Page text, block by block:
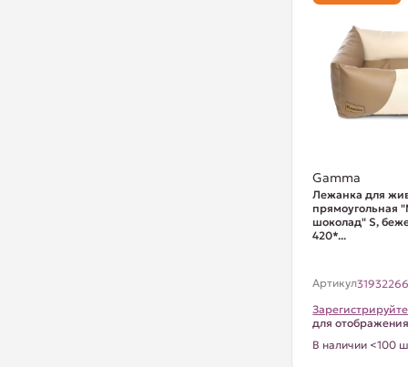
Gamma
Лежанка для
прямоугольная
шоколад" S,
420*...
Артикул
для
В наличии <100